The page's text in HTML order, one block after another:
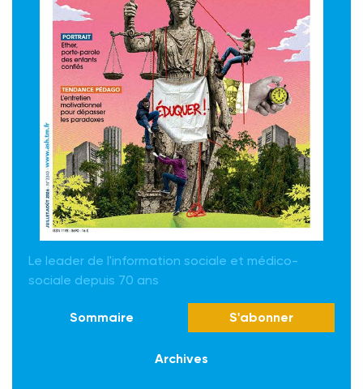
Le leader de l'information sociale et médico-
sociale depuis 70 ans
Sommaire S'abonner
Archives